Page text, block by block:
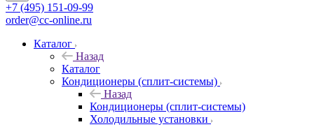
+7 (495) 151-09-99
order@cc-online.ru
Каталог
Назад
Каталог
Кондиционеры (сплит-системы)
Назад
Кондиционеры (сплит-системы)
Холодильные установки